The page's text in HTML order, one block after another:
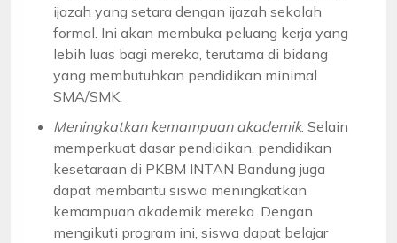
ijazah yang setara dengan ijazah sekolah
formal. Ini akan membuka peluang kerja yang
lebih luas bagi mereka, terutama di bidang
yang membutuhkan pendidikan minimal
SMA/SMK.
Meningkatkan kemampuan akademik: Selain
memperkuat dasar pendidikan, pendidikan
kesetaraan di PKBM INTAN Bandung juga
dapat membantu siswa meningkatkan
kemampuan akademik mereka. Dengan
mengikuti program ini, siswa dapat belajar